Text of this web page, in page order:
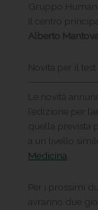
Gruppo
Il centro
Alberto
Novità per il test
Le novità
l’edizione per
quella prevista
a un livello
Medicina
Per i prossimi
avranno due